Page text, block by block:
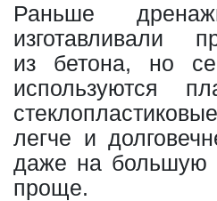
Раньше
изготавливали
из бетона, но
используются
легче и
даже на большую
проще.